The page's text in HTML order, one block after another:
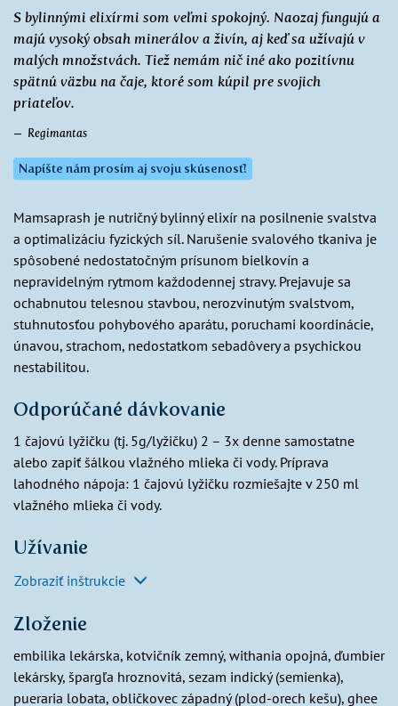
S bylinnými elixírmi som veľmi spokojný. Naozaj fungujú a
majú vysoký obsah minerálov a živín, aj keď sa užívajú v
malých množstvách. Tiež nemám nič iné ako pozitívnu
spätnú väzbu na čaje, ktoré som kúpil pre svojich
priateľov.
Regimantas
Napíšte nám prosím aj svoju skúsenosť!
Mamsaprash je nutričný bylinný elixír na posilnenie svalstva
a optimalizáciu fyzických síl. Narušenie svalového tkaniva je
spôsobené nedostatočným prísunom bielkovín a
nepravidelným rytmom každodennej stravy. Prejavuje sa
ochabnutou telesnou stavbou, nerozvinutým svalstvom,
stuhnutosťou pohybového aparátu, poruchami koordinácie,
únavou, strachom, nedostatkom sebadôvery a psychickou
nestabilitou.
Odporúčané dávkovanie
1 čajovú lyžičku (tj. 5g/lyžičku) 2 – 3x denne samostatne
alebo zapiť šálkou vlažného mlieka či vody. Príprava
lahodného nápoja: 1 čajovú lyžičku rozmiešajte v 250 ml
vlažného mlieka či vody.
Užívanie
Zobraziť inštrukcie
Zloženie
embilika lekárska, kotvičník zemný, withania opojná, ďumbier
lekársky, špargľa hroznovitá, sezam indický (semienka),
pueraria lobata, obličkovec západný (plod-orech kešu), ghee